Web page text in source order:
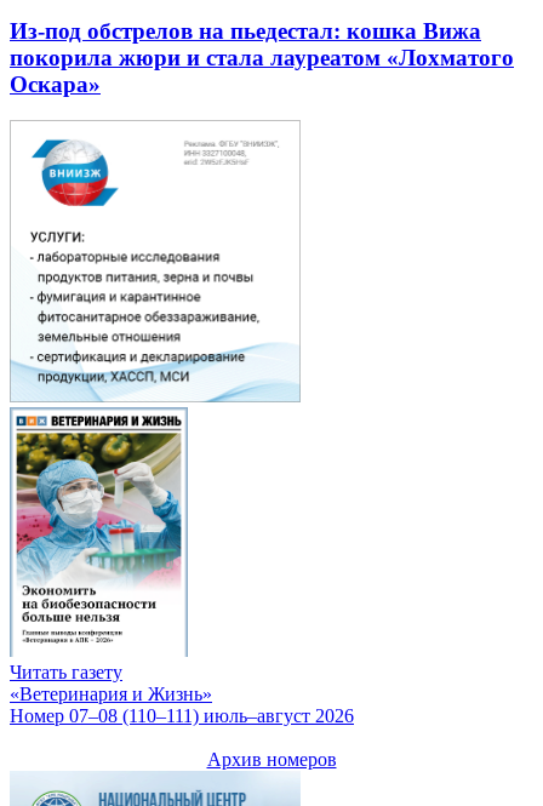
Из-под обстрелов на пьедестал: кошка Вижа
покорила жюри и стала лауреатом «Лохматого
Оскара»
Читать газету
«Ветеринария и Жизнь»
Номер 07–08 (110–111) июль–август 2026
Архив номеров